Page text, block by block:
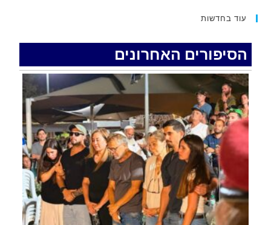
.
רכב התנגש במעקה בטיחות בכביש 90 בסמוך לעין
חצבה. פצועים
איציק נועם מייסד מקומו ערב ערב נפטר
עוד בחדשות
הסיפורים האחרונים